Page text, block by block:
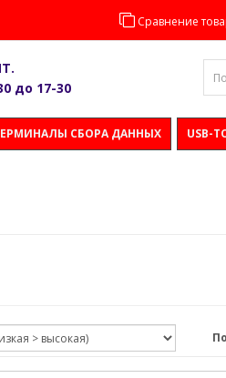
Сравнение
до 17-30
СБОРА ДАННЫХ USB-